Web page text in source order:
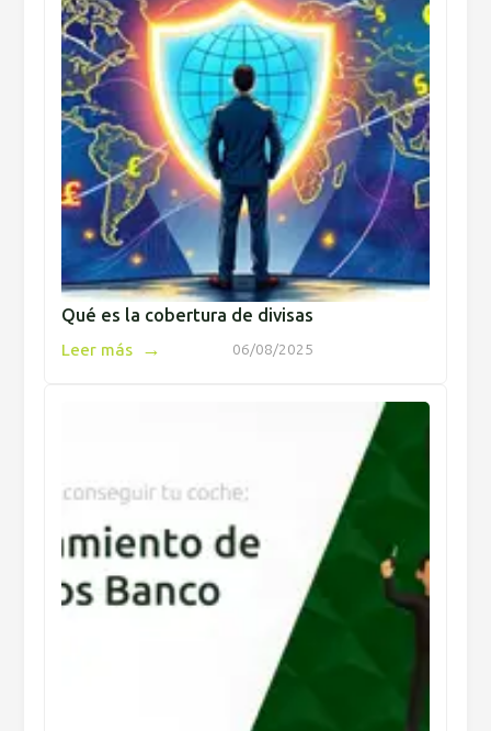
Qué es la cobertura de divisas
06/08/2025
Leer más →